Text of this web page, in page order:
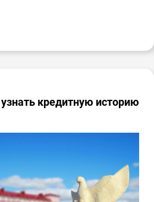
кредитную историю